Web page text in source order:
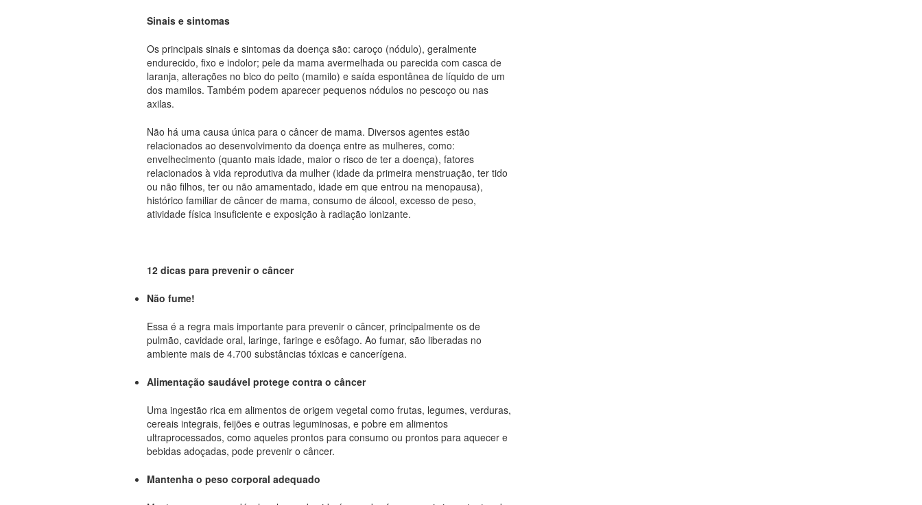
Sinais e sintomas
Os principais sinais e sintomas da doença são: caroço (nódulo), geralmente
endurecido, fixo e indolor; pele da mama avermelhada ou parecida com casca de
laranja, alterações no bico do peito (mamilo) e saída espontânea de líquido de um
dos mamilos. Também podem aparecer pequenos nódulos no pescoço ou nas
axilas.
Não há uma causa única para o câncer de mama. Diversos agentes estão
relacionados ao desenvolvimento da doença entre as mulheres, como:
envelhecimento (quanto mais idade, maior o risco de ter a doença), fatores
relacionados à vida reprodutiva da mulher (idade da primeira menstruação, ter tido
ou não filhos, ter ou não amamentado, idade em que entrou na menopausa),
histórico familiar de câncer de mama, consumo de álcool, excesso de peso,
atividade física insuficiente e exposição à radiação ionizante.
12 dicas para prevenir o câncer
Não fume!
Essa é a regra mais importante para prevenir o câncer, principalmente os de
pulmão, cavidade oral, laringe, faringe e esôfago. Ao fumar, são liberadas no
ambiente mais de 4.700 substâncias tóxicas e cancerígena.
Alimentação saudável protege contra o câncer
Uma ingestão rica em alimentos de origem vegetal como frutas, legumes, verduras,
cereais integrais, feijões e outras leguminosas, e pobre em alimentos
ultraprocessados, como aqueles prontos para consumo ou prontos para aquecer e
bebidas adoçadas, pode prevenir o câncer.
Mantenha o peso corporal adequado